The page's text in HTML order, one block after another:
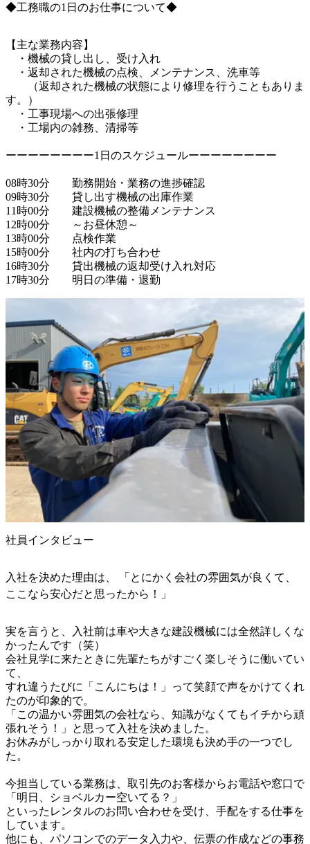
◆工務職の1日のお仕事について◆
【主な業務内容】
・機械の貸し出し、受け入れ
・返却された機械の点検、メンテナンス、洗車等
（返却された機械の状態により修理を行うこともありま
す。）
・工事現場への出張修理
・工場内の雑務、清掃等
ーーーーーーーー1日のスケジュールーーーーーーーー
08時30分　　勤務開始・業務の進捗確認
09時30分　　貸し出す機械の出庫作業
11時00分　　建設機械の整備メンテナンス
12時00分　　～お昼休憩～
13時00分　　点検作業
15時00分　　社内の打ち合わせ
16時30分　　貸出機械の返却受け入れ対応
社員インタビュー
入社を決めた理由は、 「とにかく会社の雰囲気が良くて、
ここなら安心だと思ったから！」
実を言うと、入社前は車や大きな建設機械には全然詳しくな
かったんです（笑）
会社見学に来たときに先輩たちがすごく楽しそうに働いてい
て、
すれ違うたびに「こんにちは！」って笑顔で声をかけてくれ
たのが印象的で。
「この温かい雰囲気の会社なら、知識がなくてもイチから頑
張れそう！」と思って入社を決めました。
お休みがしっかり取れる安定した環境も決め手の一つでし
た。
今担当している業務は、取引先のお客様からお電話や窓口で
「明日、ショベルカー空いてる？」
といったレンタルのお問い合わせを受け、手配をする仕事を
しています。
他にも、パソコンでのデータ入力や、伝票の作成などの事務